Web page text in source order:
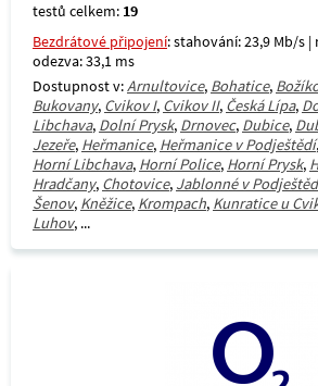
testů celkem: 19
Bezdrátové připojení: stahování: 23,9 Mb/s
odezva: 33,1 ms
Dostupnost v:Arnultovice, Bohatice,
Bukovany, Cvikov I, Cvikov II, Česká Lípa,
Libchava, Dolní Prysk, Drnovec, Dubice,
Jezeře, Heřmanice, Heřmanice v Podještědí,
Horní Libchava, Horní Police, Horní Prysk,
Hradčany, Chotovice, Jablonné v
Šenov, Kněžice, Krompach, Kunratice u
Luhov, ...